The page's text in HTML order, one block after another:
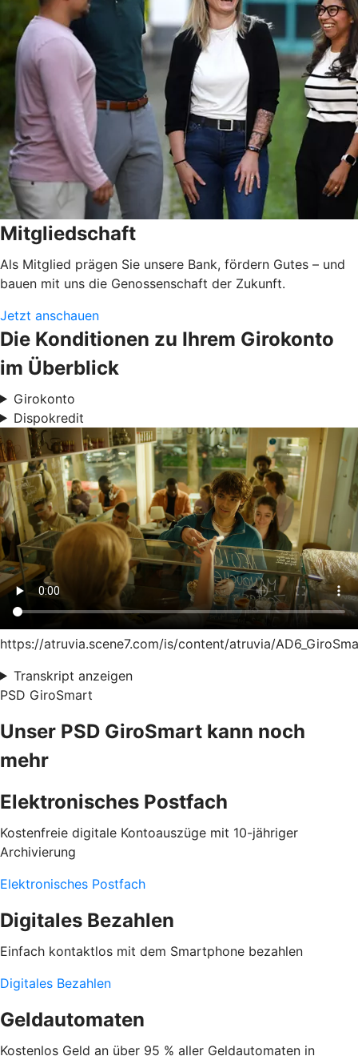
Mitgliedschaft
Als Mitglied prägen Sie unsere Bank, fördern Gutes – und
bauen mit uns die Genossenschaft der Zukunft.
Jetzt anschauen
Die Konditionen zu Ihrem Girokonto
im Überblick
Girokonto
Dispokredit
https://atruvia.scene7.com/is/content/atruvia/
Transkript anzeigen
PSD GiroSmart
Unser PSD GiroSmart kann noch
mehr
Elektronisches Postfach
Kostenfreie digitale Kontoauszüge mit 10-jähriger
Archivierung
Elektronisches Postfach
Digitales Bezahlen
Einfach kontaktlos mit dem Smartphone bezahlen
Digitales Bezahlen
Geldautomaten
Kostenlos Geld an über 95 % aller Geldautomaten in